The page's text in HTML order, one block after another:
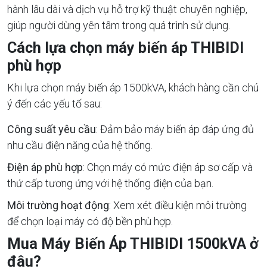
hành lâu dài và dịch vụ hỗ trợ kỹ thuật chuyên nghiệp,
giúp người dùng yên tâm trong quá trình sử dụng.
Cách lựa chọn máy biến áp THIBIDI
phù hợp
Khi lựa chọn máy biến áp 1500kVA, khách hàng cần chú
ý đến các yếu tố sau:
Công suất yêu cầu: Đảm bảo máy biến áp đáp ứng đủ
nhu cầu điện năng của hệ thống.
Điện áp phù hợp: Chọn máy có mức điện áp sơ cấp và
thứ cấp tương ứng với hệ thống điện của bạn.
Môi trường hoạt động: Xem xét điều kiện môi trường
để chọn loại máy có độ bền phù hợp.
Mua Máy Biến Áp THIBIDI 1500kVA ở
đâu?